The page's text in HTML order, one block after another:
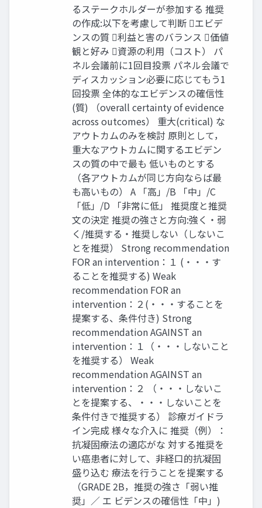
るステークホルダーが参加する 推奨
の作成:以下を考慮して判断 エビデ
ンスの質 利益と害のバランス 価値
観と好み 資源の利用（コスト） パ
ネル会議前に1回目投票 パネル会議で
ディスカッション必要に応じてもう1
回投票 全体的なエビデンスの確信性
(質) （overall certainty of evidence
across outcomes） 重大(critical) な
アウトカムのみを検討 原則として，
重大なアウトカムに関するエビデン
スの質の中で最も 低いものとする
（各アウトカムが同じ方向ならば最
も高いもの） A 「高」/B 「中」/C
「低」/D 「非常に低」 推奨度と推奨
文の決定 推奨の強さと方向:強く・弱
く/推奨する・推奨しない（しないこ
とを推奨） Strong recommendation
FOR an intervention：１ (・・・す
ることを推奨する) Weak
recommendation FOR an
intervention：２(・・・することを
提案する、条件付き) Strong
recommendation AGAINST an
intervention：１（・・・しないこと
を推奨する） Weak
recommendation AGAINST an
intervention：２ （・・・しないこ
とを提案する、・・・しないことを
条件付きで推奨する） 診療ガイドラ
イン完成 様々な介入に 推奨（例）：
抗凝固療法の適応がな 対する推奨を
い癌患者に対して、非経口的抗凝固
盛り込む 療法を行うことを提案する
（GRADE 2B，推奨の強さ「弱い推
奨」／ エ ビデンスの確信性「中」)